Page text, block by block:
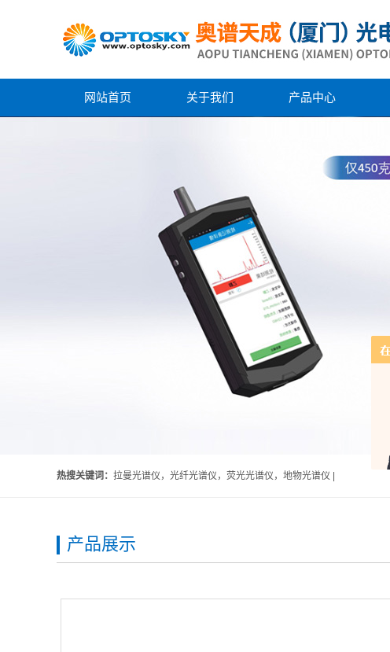
网站首页 关于我们 产品中心
热搜关键词： 拉曼光谱仪，光纤光谱仪，荧光光谱仪，地物光谱仪 |
产品展示